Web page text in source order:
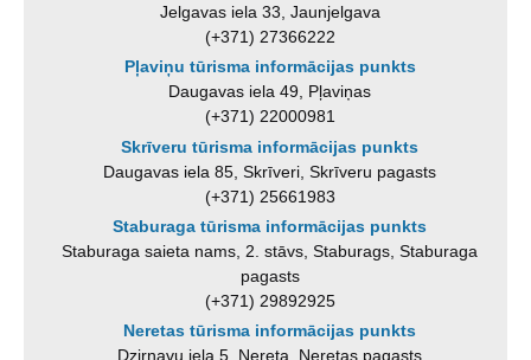
Jelgavas iela 33, Jaunjelgava
(+371) 27366222
Pļaviņu tūrisma informācijas punkts
Daugavas iela 49, Pļaviņas
(+371) 22000981
Skrīveru tūrisma informācijas punkts
Daugavas iela 85, Skrīveri, Skrīveru pagasts
(+371) 25661983
Staburaga tūrisma informācijas punkts
Staburaga saieta nams, 2. stāvs, Staburags, Staburaga
pagasts
(+371) 29892925
Neretas tūrisma informācijas punkts
Dzirnavu iela 5, Nereta, Neretas pagasts